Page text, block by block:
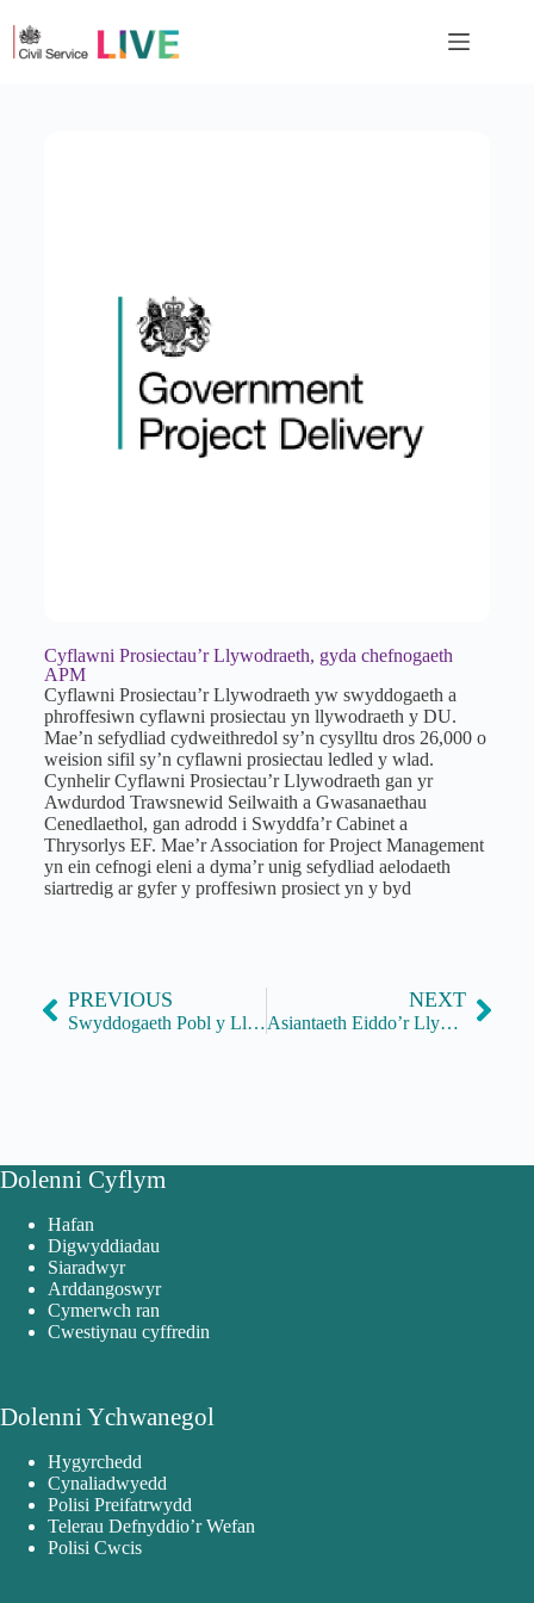
Cyflawni Prosiectau’r Llywodraeth, gyda chefnogaeth
APM
Cyflawni Prosiectau’r Llywodraeth yw swyddogaeth a
phroffesiwn cyflawni prosiectau yn llywodraeth y DU.
Mae’n sefydliad cydweithredol sy’n cysylltu dros 26,000 o
weision sifil sy’n cyflawni prosiectau ledled y wlad.
Cynhelir Cyflawni Prosiectau’r Llywodraeth gan yr
Awdurdod Trawsnewid Seilwaith a Gwasanaethau
Cenedlaethol, gan adrodd i Swyddfa’r Cabinet a
Thrysorlys EF. Mae’r Association for Project Management
yn ein cefnogi eleni a dyma’r unig sefydliad aelodaeth
siartredig ar gyfer y proffesiwn prosiect yn y byd
PREVIOUS
Swyddogaeth Pobl y Llywodraeth a Hwb Proffesiwn AD
NEXT
Asiantaeth Eiddo’r Llywodraeth
Dolenni Cyflym
Hafan
Digwyddiadau
Siaradwyr
Arddangoswyr
Cymerwch ran
Cwestiynau cyffredin
Dolenni Ychwanegol
Hygyrchedd
Cynaliadwyedd
Polisi Preifatrwydd
Telerau Defnyddio’r Wefan
Polisi Cwcis